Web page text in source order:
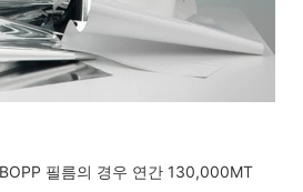
필름의 경우 연간 130,000MT